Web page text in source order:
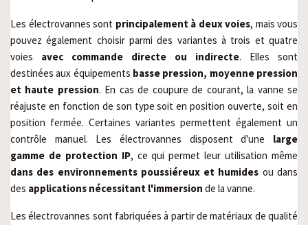
Les électrovannes sont principalement à deux voies, mais vous
pouvez également choisir parmi des variantes à trois et quatre
voies avec commande directe ou indirecte. Elles sont
destinées aux équipements basse pression, moyenne pression
et haute pression. En cas de coupure de courant, la vanne se
réajuste en fonction de son type soit en position ouverte, soit en
position fermée. Certaines variantes permettent également un
contrôle manuel. Les électrovannes disposent d'une large
gamme de protection IP
dans des environnements poussiéreux et humides ou dans
des applications nécessitant l'immersion de la vanne.
Les électrovannes sont fabriquées à partir de matériaux de qualité